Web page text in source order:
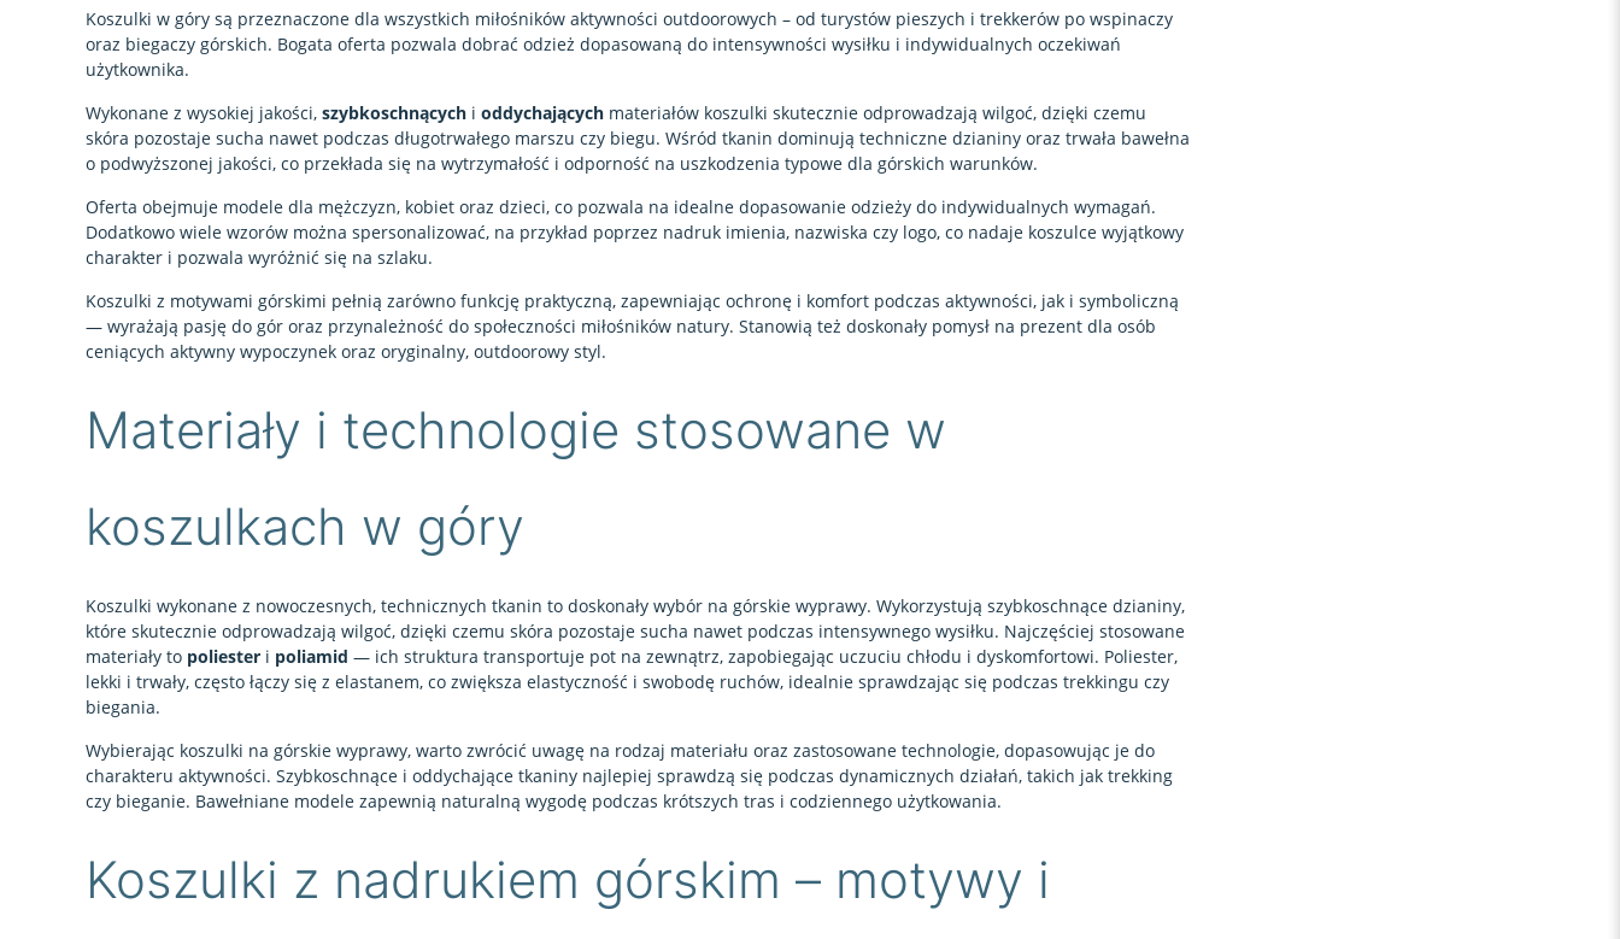
Koszulki w góry są przeznaczone dla wszystkich miłośników aktywności outdoorowych – od turystów pieszych i trekkerów po wspinaczy
oraz biegaczy górskich. Bogata oferta pozwala dobrać odzież dopasowaną do intensywności wysiłku i indywidualnych oczekiwań
użytkownika.
Wykonane z wysokiej jakości,szybkoschnących ioddychających materiałów koszulki skutecznie odprowadzają wilgoć, dzięki czemu
skóra pozostaje sucha nawet podczas długotrwałego marszu czy biegu. Wśród tkanin dominują techniczne dzianiny oraz trwała bawełna
o podwyższonej jakości, co przekłada się na wytrzymałość i odporność na uszkodzenia typowe dla górskich warunków.
Oferta obejmuje modele dla mężczyzn, kobiet oraz dzieci, co pozwala na idealne dopasowanie odzieży do indywidualnych wymagań.
Dodatkowo wiele wzorów można spersonalizować, na przykład poprzez nadruk imienia, nazwiska czy logo, co nadaje koszulce wyjątkowy
charakter i pozwala wyróżnić się na szlaku.
Koszulki z motywami górskimi pełnią zarówno funkcję praktyczną, zapewniając ochronę i komfort podczas aktywności, jak i symboliczną
— wyrażają pasję do gór oraz przynależność do społeczności miłośników natury. Stanowią też doskonały pomysł na prezent dla osób
ceniących aktywny wypoczynek oraz oryginalny, outdoorowy styl.
Materiały i technologie stosowane w
koszulkach w góry
Koszulki wykonane z nowoczesnych, technicznych tkanin to doskonały wybór na górskie wyprawy. Wykorzystują szybkoschnące dzianiny,
które skutecznie odprowadzają wilgoć, dzięki czemu skóra pozostaje sucha nawet podczas intensywnego wysiłku. Najczęściej stosowane
materiały to poliester i poliamid — ich struktura transportuje pot na zewnątrz, zapobiegając uczuciu chłodu i dyskomfortowi. Poliester,
lekki i trwały, często łączy się z elastanem, co zwiększa elastyczność i swobodę ruchów, idealnie sprawdzając się podczas trekkingu czy
biegania.
Wybierając koszulki na górskie wyprawy, warto zwrócić uwagę na rodzaj materiału oraz zastosowane technologie, dopasowując je do
charakteru aktywności. Szybkoschnące i oddychające tkaniny najlepiej sprawdzą się podczas dynamicznych działań, takich jak trekking
czy bieganie. Bawełniane modele zapewnią naturalną wygodę podczas krótszych tras i codziennego użytkowania.
Koszulki z nadrukiem górskim – motywy i